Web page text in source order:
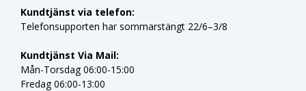
Kundtjänst via telefon:
Telefonsupporten har sommarstängt 22/6–3/8
Kundtjänst Via Mail:
Mån-Torsdag 06:00-15:00
Fredag 06:00-13:00